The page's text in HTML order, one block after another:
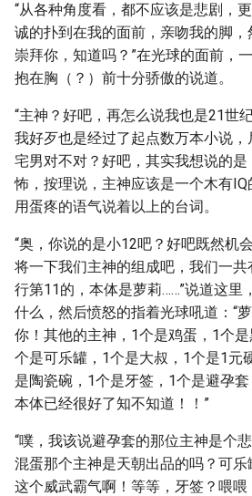
“从各种角度看，都不应该是悲剧，
诚的扑到在我的面前，亲吻我的脚
崇拜你，知道吗？”在光球的面前，
抱在胸（？）前十分骄傲的说道。
“主神？好吧，再怎么说我也是21世
我好歹也是经过了起点数万本小说
宅男对不对？好吧，其实我想说的
怖，按理说，主神应该是一个木有
用蛋疼的语气说着以上的台词。
“奥，你说的是小12吧？好吧既然机
将一下我们主神的组成吧，我们一
行第11的，本体是萝莉……”说道这里
什么，然后愤怒的指着光球吼道：“
你！其他的主神，1个是鸡蛋，1个
个是可乐罐，1个是大叔，1个是1元
是陶瓷碗，1个是牙签，1个是避孕
本体已经很好了知不知道！！”
“噗，我该说避孕套的那位主神是个
混蛋那个主神是天朝出品的吗？可乐
这个威武霸气啊！等等，牙签？喂喂